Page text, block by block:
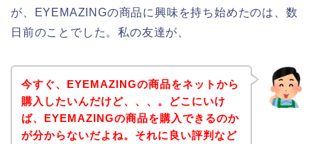
が、EYEMAZINGの商品に興味を持ち始めたのは、数
日前のことでした。私の友達が、
今すぐ、EYEMAZINGの商品をネットから
購入したいんだけど、、、。どこにいけ
ば、EYEMAZINGの商品を購入できるのか
が分からないだよね。それに良い評判など